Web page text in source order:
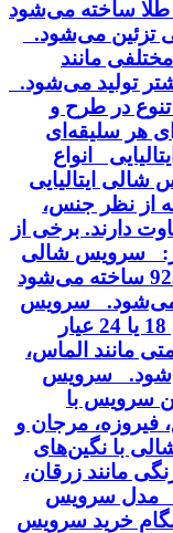
طلا ساخته می‌شود
تزئین می‌شود.
مانند
تولید می‌شود.
در طرح و
هر سلیقه‌ای
انواع
ایتالیایی
از نظر جنس،
دارند. برخی از
از: سرویس شالی
نقره: این نوع سرویس از نقره 925 ساخته می‌شود
می‌شود. سرویس
شالی طلا: این سرویس از طلای 18 یا 24 عیار
مانند الماس،
می‌شود. سرویس
سرویس با
فیروزه، مرجان و
با نگین‌های
مانند زرقان،
مدل سرویس
خرید سرویس